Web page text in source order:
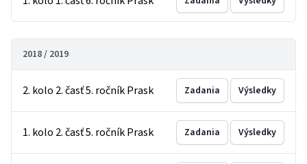
2018 / 2019
2. kolo 2. časť 5. ročník Prask Zadania Výsledky
1. kolo 2. časť 5. ročník Prask Zadania Výsledky